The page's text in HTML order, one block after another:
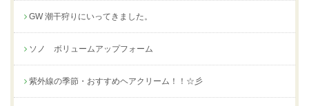
GW 潮干狩りにいってきました。
ソノ ボリュームアップフォーム
紫外線の季節・おすすめヘアクリーム！！☆彡